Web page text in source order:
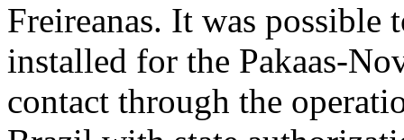
Freireanas. It was possible
installed for the Pakaas-
contact through the